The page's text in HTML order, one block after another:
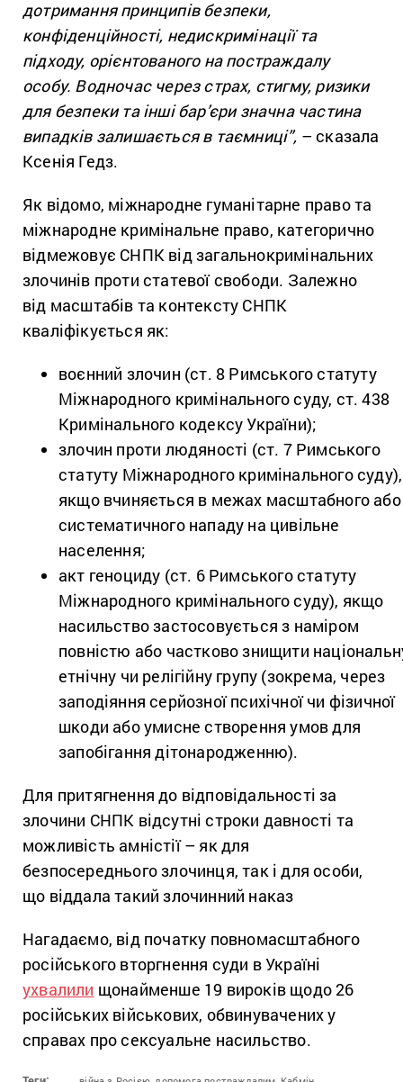
дотримання принципів безпеки,
конфіденційності, недискримінації та
підходу, орієнтованого на постраждалу
особу. Водночас через страх, стигму, ризики
для безпеки та інші бар’єри значна частина
випадків залишається в таємниці”, – сказала
Ксенія Гедз.
Як відомо, міжнародне гуманітарне право та
міжнародне кримінальне право, категорично
відмежовує СНПК від загальнокримінальних
злочинів проти статевої свободи. Залежно
від масштабів та контексту СНПК
кваліфікується як:
воєнний злочин (ст. 8 Римського статуту
Міжнародного кримінального суду, ст. 438
Кримінального кодексу України);
злочин проти людяності (ст. 7 Римського
статуту Міжнародного кримінального суду),
якщо вчиняється в межах масштабного або
систематичного нападу на цивільне
населення;
акт геноциду (ст. 6 Римського статуту
Міжнародного кримінального суду), якщо
насильство застосовується з наміром
повністю або частково знищити
етнічну чи релігійну групу (зокрема, через
заподіяння серйозної психічної чи фізичної
шкоди або умисне створення умов для
запобігання дітонародженню).
Для притягнення до відповідальності за
злочини СНПК відсутні строки давності та
можливість амністії – як для
безпосереднього злочинця, так і для особи,
що віддала такий злочинний наказ
Нагадаємо, від початку повномасштабного
російського вторгнення суди в Україні
ухвалили щонайменше 19 вироків щодо 26
російських військових, обвинувачених у
справах про сексуальне насильство.